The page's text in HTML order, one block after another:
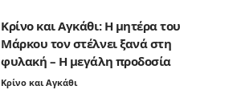
Κρίνο και Αγκάθι: Η μητέρα του
Μάρκου τον στέλνει ξανά στη
φυλακή – Η μεγάλη προδοσία
Κρίνο και Αγκάθι